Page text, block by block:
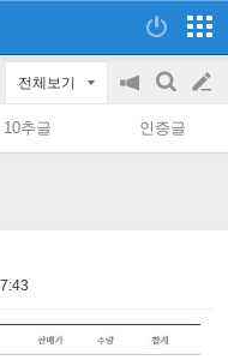
전체보기
공
on/off
검
색
글
쓰
10추글 인증글